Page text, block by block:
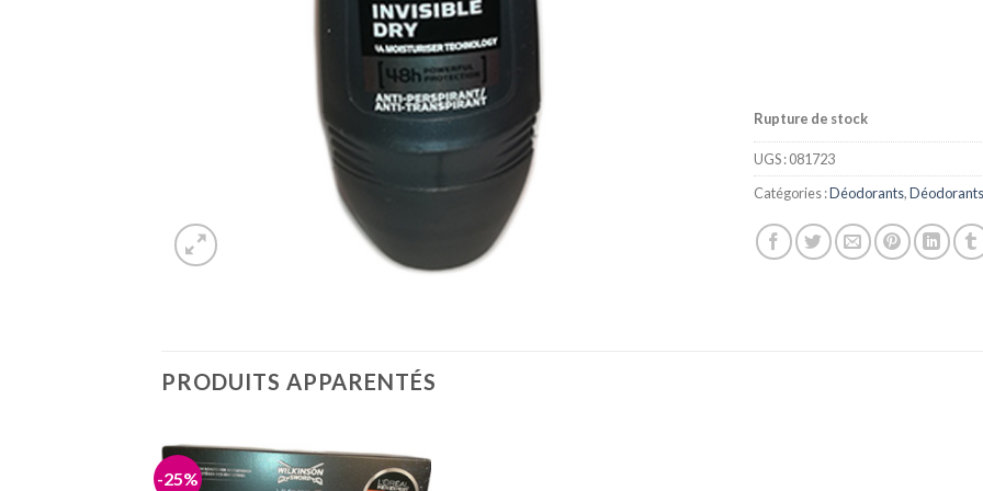
Rupture de stock
UGS :081723
Catégories :Déodorants,
PRODUITS APPARENTÉS
-25%